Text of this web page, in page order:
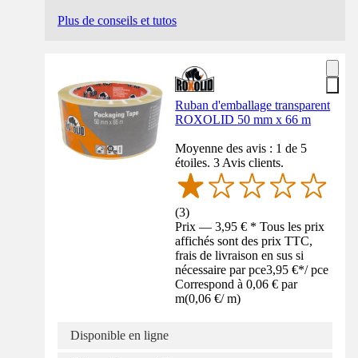
Plus de conseils et tutos
Ruban d'emballage transparent
ROXOLID 50 mm x 66 m
Moyenne des avis : 1 de 5
étoiles. 3 Avis clients.
(3)
Prix — 3,95 € * Tous les prix
affichés sont des prix TTC,
frais de livraison en sus si
nécessaire par pce3,95 €*/ pce
Correspond à 0,06 € par
m(0,06 €/ m)
Disponible en ligne